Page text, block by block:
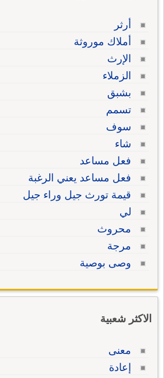
أرثر
أملاك موروثة
الإرث
الزملاء
بشبق
تسمم
سوف
شاء
فعل مساعد
فعل مساعد يعني الرغبة
قيمة تورث جيل وراء جيل
لي
محروث
مرجة
وصى بوصية
الاكثر شعبية
معنى
إعادة